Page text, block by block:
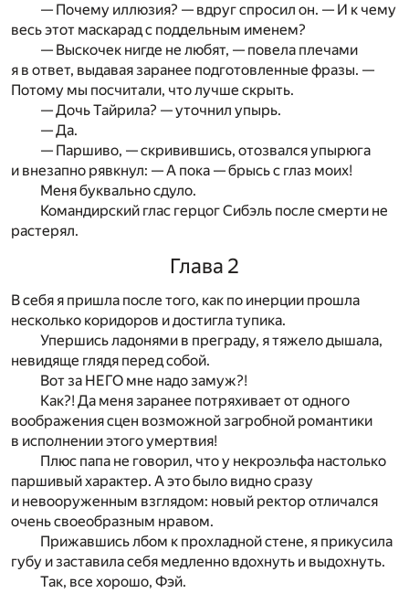
— Почему иллюзия? — вдруг спросил он. — И к чему
весь этот маскарад с поддельным именем?
— Выскочек нигде не любят, — повела плечами
я в ответ, выдавая заранее подготовленные фразы. —
Потому мы посчитали, что лучше скрыть.
— Дочь Тайрила? — уточнил упырь.
— Да.
— Паршиво, — скривившись, отозвался упырюга
и внезапно рявкнул: — А пока — брысь с глаз моих!
Меня буквально сдуло.
Командирский глас герцог Сибэль после смерти не
растерял.
Глава 2
В себя я пришла после того, как по инерции прошла
несколько коридоров и достигла тупика.
Упершись ладонями в преграду, я тяжело дышала,
невидяще глядя перед собой.
Вот за НЕГО мне надо замуж?!
Как?! Да меня заранее потряхивает от одного
воображения сцен возможной загробной романтики
в исполнении этого умертвия!
Плюс папа не говорил, что у некроэльфа настолько
паршивый характер. А это было видно сразу
и невооруженным взглядом: новый ректор отличался
очень своеобразным нравом.
Прижавшись лбом к прохладной стене, я прикусила
губу и заставила себя медленно вдохнуть и выдохнуть.
Так, все хорошо, Фэй.